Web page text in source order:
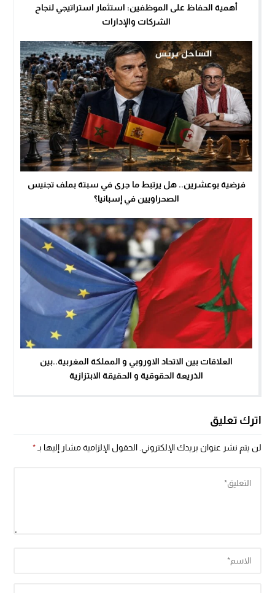
أهمية الحفاظ على الموظفين: استثمار استراتيجي لنجاح
الشركات والإدارات
فرضية بوعشرين.. هل يرتبط ما جرى في سبتة بملف تجنيس
الصحراويين في إسبانيا؟
العلاقات بين الاتحاد الاوروبي و المملكة المغربية..بين
الذريعة الحقوقية و الحقيقة الابتزازية
اترك تعليق
لن يتم نشر عنوان بريدك الإلكتروني. الحقول الإلزامية مشار إليها بـ*